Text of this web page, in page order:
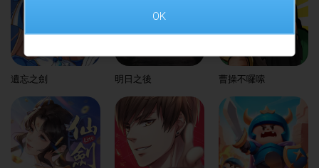
遺忘之劍 明日之後 曹操不囉嗦
OK